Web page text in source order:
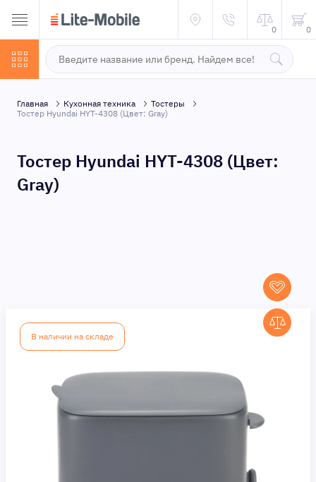
0 0
Главная Кухонная техника
Тостеры
Тостер Hyundai HYT-4308 (Цвет: Gray)
Тостер Hyundai HYT-4308 (Цвет:
Gray)
В наличии на складе